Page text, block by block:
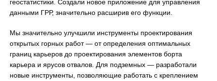
геостатистики. Создали новое приложение для управления
данными ГРР, значительно расширив его функции.
Мы значительно улучшили инструменты проектирования
открытых горных работ — от определения оптимальных
границ карьеров до проектирования элементов борта
карьера и ярусов отвалов. Для подземных — разработали
новые инструменты, позволяющие работать с креплением